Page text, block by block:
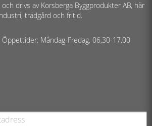
och drivs av Korsberga Byggprodukter AB, här
trädgård och fritid.
Måndag-Fredag, 06,30-17,00